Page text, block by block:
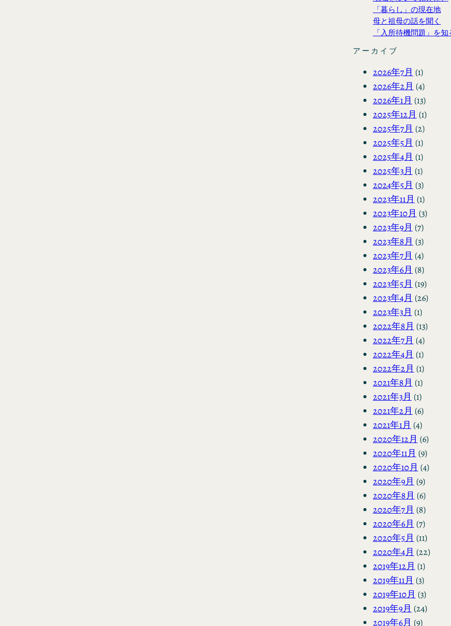
「暮らし」の現在地
母と祖母の話を聞く
「入所待機問題」を知
アーカイブ
2026年7月 (1)
2026年2月 (4)
2026年1月 (13)
2025年12月 (1)
2025年7月 (2)
2025年5月 (1)
2025年4月 (1)
2025年3月 (1)
2024年5月 (3)
2023年11月 (1)
2023年10月 (3)
2023年9月 (7)
2023年8月 (3)
2023年7月 (4)
2023年6月 (8)
2023年5月 (19)
2023年4月 (26)
2023年3月 (1)
2022年8月 (13)
2022年7月 (4)
2022年4月 (1)
2022年2月 (1)
2021年8月 (1)
2021年3月 (1)
2021年2月 (6)
2021年1月 (4)
2020年12月 (6)
2020年11月 (9)
2020年10月 (4)
2020年9月 (9)
2020年8月 (6)
2020年7月 (8)
2020年6月 (7)
2020年5月 (11)
2020年4月 (22)
2019年12月 (1)
2019年11月 (3)
2019年10月 (3)
2019年9月 (24)
2019年6月 (9)